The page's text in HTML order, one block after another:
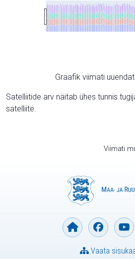
Graafik viimati
Satelliitide arv näitab ühes tunnis
satelliite.
Viimati
Vaata